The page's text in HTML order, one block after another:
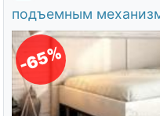
подъемным
-65%